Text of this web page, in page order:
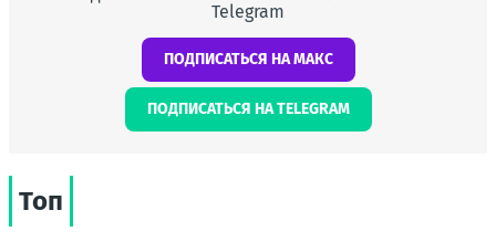
Telegram
ПОДПИСАТЬСЯ НА МАКС
ПОДПИСАТЬСЯ НА TELEGRAM
Топ